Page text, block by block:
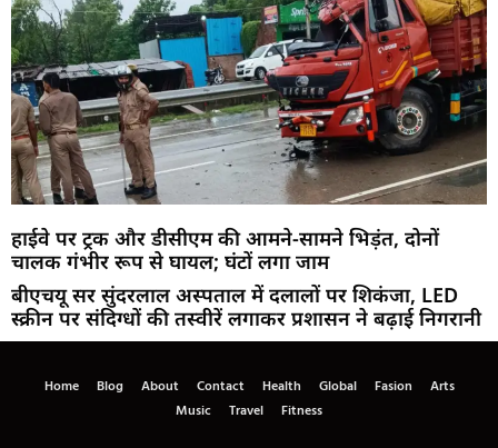
हाईवे पर ट्रक और डीसीएम की आमने-सामने भिड़ंत, दोनों
चालक गंभीर रूप से घायल; घंटों लगा जाम
बीएचयू सर सुंदरलाल अस्पताल में दलालों पर शिकंजा, LED
स्क्रीन पर संदिग्धों की तस्वीरें लगाकर प्रशासन ने बढ़ाई निगरानी
Home Blog About Contact Health Global Fasion
Arts
Music
Travel Fitness